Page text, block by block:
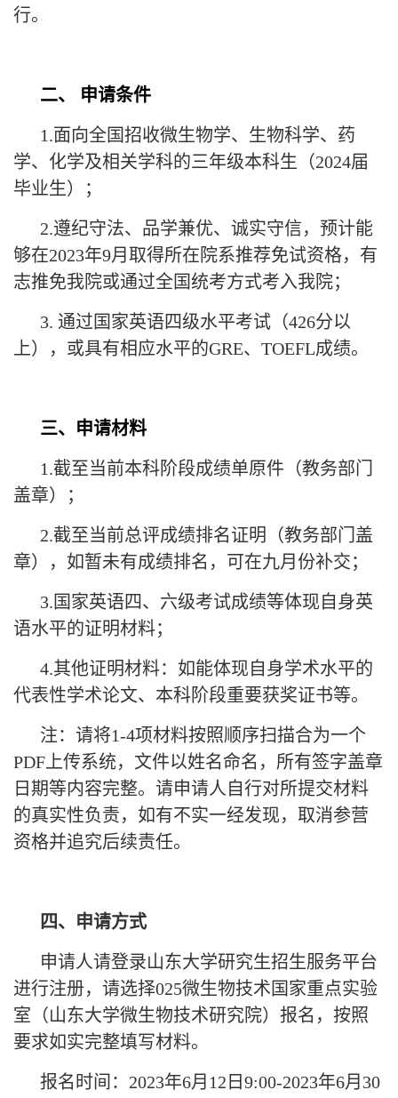
行。
二、 申请条件
1.面向全国招收微生物学、生物科学、药
学、化学及相关学科的三年级本科生（2024届
毕业生）；
2.遵纪守法、品学兼优、诚实守信，预计能
够在2023年9月取得所在院系推荐免试资格，有
志推免我院或通过全国统考方式考入我院；
3. 通过国家英语四级水平考试（426分以
上），或具有相应水平的GRE、TOEFL成绩。
三、申请材料
1.截至当前本科阶段成绩单原件（教务部门
盖章）；
2.截至当前总评成绩排名证明（教务部门盖
章），如暂未有成绩排名，可在九月份补交；
3.国家英语四、六级考试成绩等体现自身英
语水平的证明材料；
4.其他证明材料：如能体现自身学术水平的
代表性学术论文、本科阶段重要获奖证书等。
注：请将1-4项材料按照顺序扫描合为一个
PDF上传系统，文件以姓名命名，所有签字盖章
日期等内容完整。请申请人自行对所提交材料
的真实性负责，如有不实一经发现，取消参营
资格并追究后续责任。
四、申请方式
申请人请登录山东大学研究生招生服务平台
进行注册，请选择025微生物技术国家重点实验
室（山东大学微生物技术研究院）报名，按照
要求如实完整填写材料。
报名时间：2023年6月12日9:00-2023年6月30